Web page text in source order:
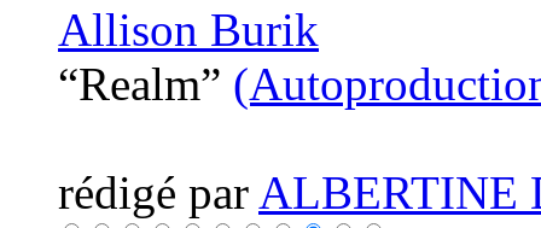
Allison Burik
“Realm”
rédigé par ALBERTINE